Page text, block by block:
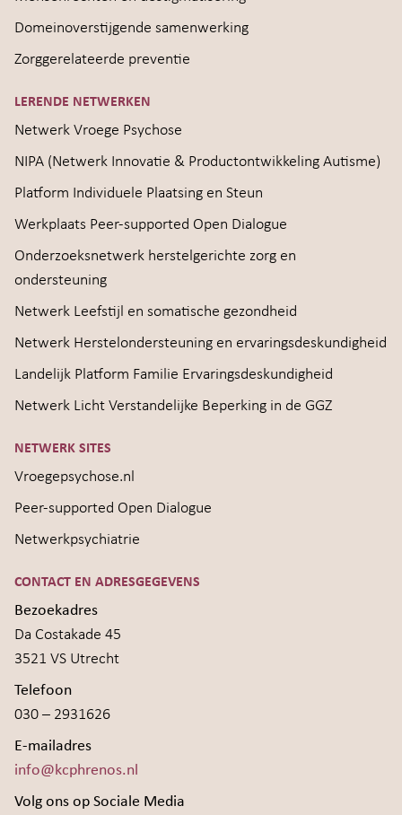
Domeinoverstijgende samenwerking
Zorggerelateerde preventie
LERENDE NETWERKEN
Netwerk Vroege Psychose
NIPA (Netwerk Innovatie & Productontwikkeling Autisme)
Platform Individuele Plaatsing en Steun
Werkplaats Peer-supported Open Dialogue
Onderzoeksnetwerk herstelgerichte zorg en
ondersteuning
Netwerk Leefstijl en somatische gezondheid
Netwerk Herstelondersteuning en ervaringsdeskundigheid
Landelijk Platform Familie Ervaringsdeskundigheid
Netwerk Licht Verstandelijke Beperking in de GGZ
NETWERK SITES
Vroegepsychose.nl
Peer-supported Open Dialogue
Netwerkpsychiatrie
CONTACT EN ADRESGEGEVENS
Bezoekadres
Da Costakade 45
3521 VS Utrecht
Telefoon
030 – 2931626
E-mailadres
info@kcphrenos.nl
Volg ons op Sociale Media